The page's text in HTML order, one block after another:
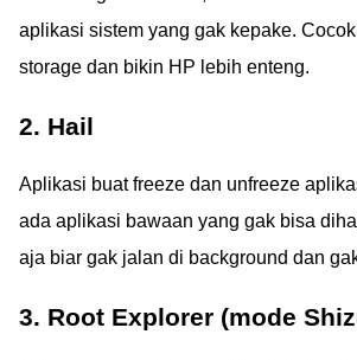
aplikasi sistem yang gak kepake.
storage dan bikin HP lebih enteng.
2. Hail
Aplikasi buat freeze dan unfreeze
ada aplikasi bawaan yang gak bisa
aja biar gak jalan di background dan
3. Root Explorer (mode